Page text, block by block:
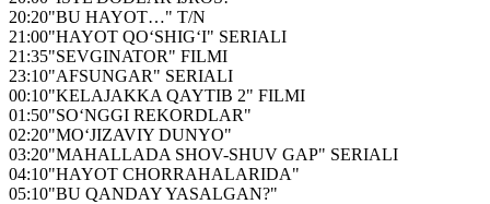
20:20"BU HAYOT…" T/N
21:00"HAYOT QO‘SHIG‘I" SERIALI
21:35"SEVGINATOR" FILMI
23:10"AFSUNGAR" SERIALI
00:10"KELAJAKKA QAYTIB 2" FILMI
01:50"SO‘NGGI REKORDLAR"
02:20"MO‘JIZAVIY DUNYO"
03:20"MAHALLADA SHOV-SHUV GAP" SERIALI
04:10"HAYOT CHORRAHALARIDA"
05:10"BU QANDAY YASALGAN?"